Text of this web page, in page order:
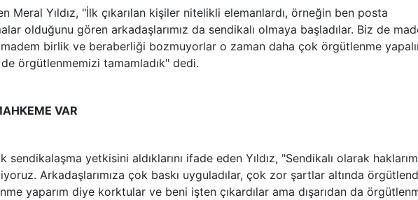
Meral Yıldız, "İlk çıkarılan kişiler nitelikli elemanlardı, örneğin ben posta
olduğunu gören arkadaşlarımız da sendikalı olmaya başladılar. Biz de
madem birlik ve beraberliği bozmuyorlar o zaman daha çok örgütlenme
örgütlenmemizi tamamladık" dedi.
VAR
sendikalaşma yetkisini aldıklarını ifade eden Yıldız, "Sendikalı olarak
Arkadaşlarımıza çok baskı uyguladılar, çok zor şartlar altında
yaparım diye korktular ve beni işten çıkardılar ama dışarıdan da